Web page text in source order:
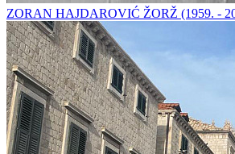
ZORAN HAJDAROVIĆ ŽORŽ (1959. -